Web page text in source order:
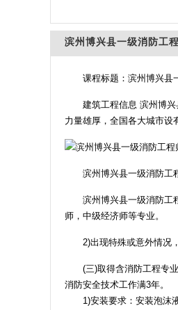
滨州博兴县一级消防工
课程标题：滨州博兴县
建筑工程信息 滨州博
力量雄厚，全国各大城市设
滨州博兴县一级消防工
滨州博兴县一级消防工
师，中级经济师等专业。
2)出现特殊或意外情况，
(三)取得含消防工程专业
消防安全技术工作满3年。
1)安装要求：安装泡沫液